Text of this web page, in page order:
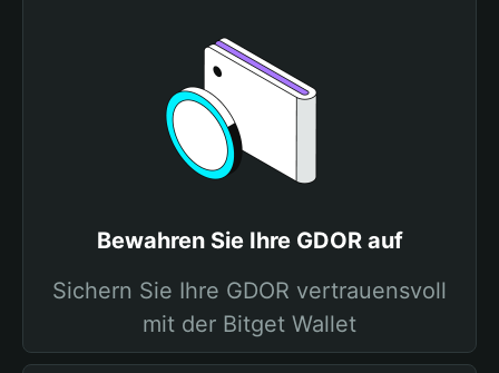
Bewahren Sie Ihre GDOR auf
Sichern Sie Ihre GDOR vertrauensvoll
mit der Bitget Wallet